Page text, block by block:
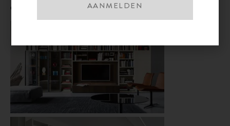
eetkamer, slaapkamer of hal.
AANMELDEN